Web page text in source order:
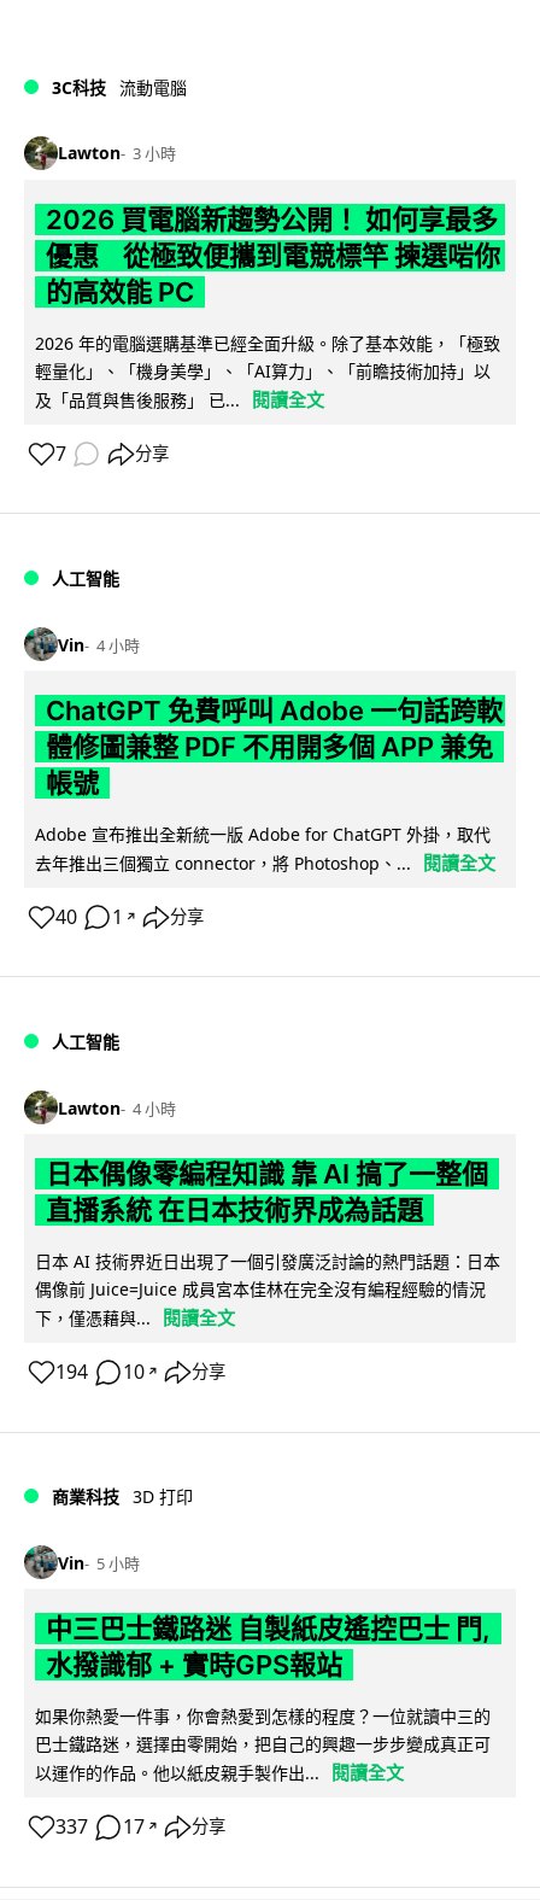
3C科技 流動電腦
Lawton 3 小時
2026 買電腦新趨勢公開！ 如何享最多
優惠 從極致便攜到電競標竿 揀選啱你
的高效能 PC
2026 年的電腦選購基準已經全面升級。除了基本效能，「極致
輕量化」、「機身美學」、「AI算力」、「前瞻技術加持」以
及「品質與售後服務」 已...
閱讀全文
7 分享
人工智能
Vin 4 小時
ChatGPT 免費呼叫 Adobe 一句話跨軟
體修圖兼整 PDF 不用開多個 APP 兼免
帳號
Adobe 宣布推出全新統一版 Adobe for ChatGPT 外掛，取代
去年推出三個獨立 connector，將 Photoshop、...
閱讀全文
40 1 ↗ 分享
人工智能
Lawton 4 小時
日本偶像零編程知識 靠 AI 搞了一整個
直播系統 在日本技術界成為話題
日本 AI 技術界近日出現了一個引發廣泛討論的熱門話題：日本
偶像前 Juice=Juice 成員宮本佳林在完全沒有編程經驗的情況
下，僅憑藉與...
閱讀全文
194 10 ↗ 分享
商業科技 3D 打印
Vin 5 小時
中三巴士鐵路迷 自製紙皮遙控巴士 門,
水撥識郁 + 實時GPS報站
如果你熱愛一件事，你會熱愛到怎樣的程度？一位就讀中三的
巴士鐵路迷，選擇由零開始，把自己的興趣一步步變成真正可
以運作的作品。他以紙皮親手製作出...
閱讀全文
337 17 ↗ 分享